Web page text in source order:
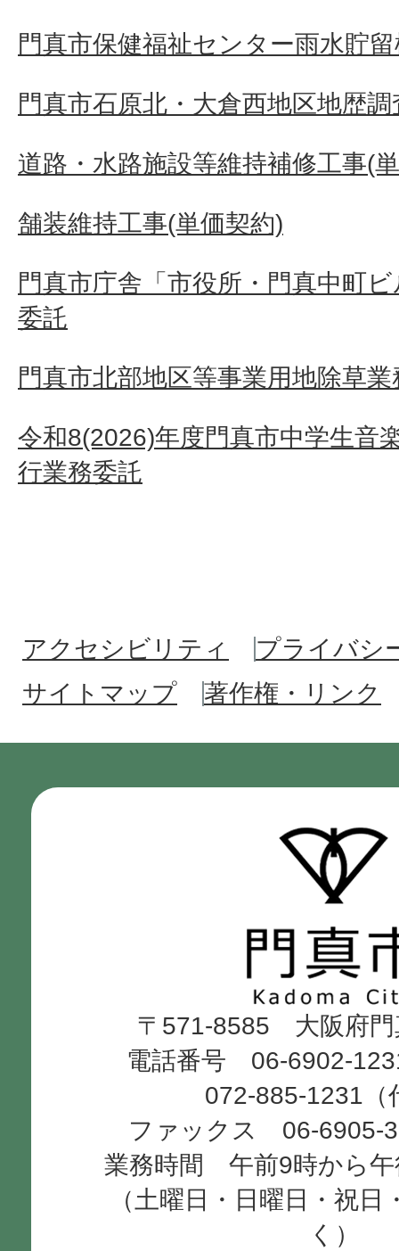
門真市保健福祉センター雨水貯
門真市石原北・大倉西地区地歴
道路・水路施設等維持補修工事(
舗装維持工事(単価契約)
門真市庁舎「市役所・門真中町
委託
門真市北部地区等事業用地除草業
令和8(2026)年度門真市中学生音
行業務委託
アクセシビリティ
プライバシ
サイトマップ
著作権・リンク
市
Kadoma
City
〒571-8585 大阪府門
電話番号 06-6902-
072-885-1231（
ファックス 06-6905-
業務時間 午前9時から午
（土曜日・日曜日・祝日
く）